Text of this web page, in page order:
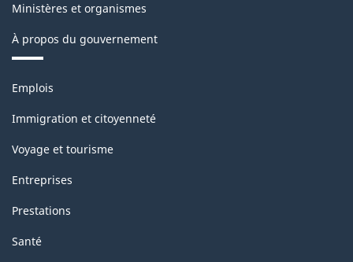
Ministères et organismes
À propos du gouvernement
Thèmes
sujets
Emplois
Immigration et citoyenneté
Voyage et tourisme
Entreprises
Prestations
Santé